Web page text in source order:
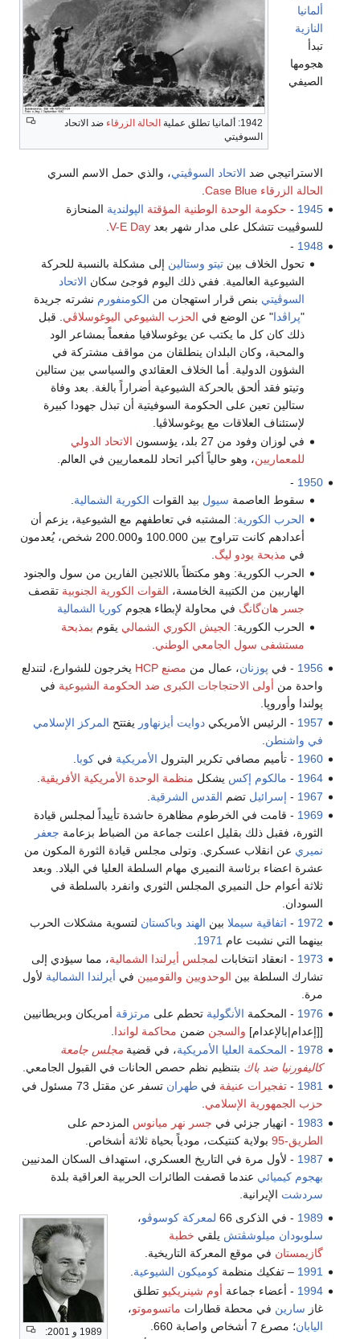
1942: ألمانيا تطلق عملية الحالة الزرقاء ضد الاتحاد
السوفيتي
ألمانيا
النازية
تبدأ
هجومها
الصيفي
الاستراتيجي ضد الاتحاد السوڤيتي، والذي حمل الاسم السري
الحالة الزرقاء Case Blue
1945
- حكومة الوحدة الوطنية المؤقتة الپولندية المنحازة
للسوڤييت تتشكل على مدار شهر بعدV-E Day
.
1948
-
تحول الخلاف بين تيتو وستالين إلى مشكلة بالنسبة للحركة
الشيوعية العالمية. ففي ذلك اليوم فوجئ سكان الاتحاد
السوڤيتي بنص قرار استهجان من الكومنفورم نشرته جريدة
"پراڤدا" عن الوضع في الحزب الشيوعي اليوغوسلاڤي . قبل
ذلك كان كل ما يكتب عن يوغوسلافيا مفعماً بمشاعر الود
والمحبة، وكان البلدان ينطلقان من مواقف مشتركة في
الشؤون الدولية. أما الخلاف العقائدي والسياسي بين ستالين
وتيتو فقد ألحق بالحركة الشيوعية أضراراً بالغة. بعد وفاة
ستالين تعين على الحكومة السوفيتية أن تبذل جهودا كبيرة
لإستئناف العلاقات مع يوغوسلاڤيا.
في لوزان وفود من 27 بلد، يؤسسون
الاتحاد الدولي
للمعماريين، وهو حالياً أكبر اتحاد للمعماريين في العالم.
1950
-
سقوط العاصمة سيول بيد القوات الكورية الشمالية.
الحرب الكورية: المشتبه في تعاطفهم مع الشيوعية، يزعم أن
أعدادهم كانت تتراوح بين 100.000 و200.000 شخص، يُعدمون
في مذبحة بودو ليگ
الحرب الكورية: وهو مكتظاً باللائجين الفارين من سول والجنود
الهاربين من الكتيبة الخامسة، القوات الكورية الجنوبية تقصف
جسر هان‌گانگ في محاولة لإبطاء هجوم كوريا الشمالية
الحرب الكورية: الجيش الكوري الشمالي يقوم بمذبحة
مستشفى سول الجامعي الوطني.
1956 - في پوزنان، عمال من مصنع HCP
يخرجون للشوارع، لتندلع
واحدة من أولى الاحتجاجات الكبرى ضد الحكومة الشيوعية في
پولندا وأوروپا.
1957 - الرئيس الأمريكيدوايت أيزنهاور يفتتح المركز الإسلامي
في واشنطن
1960 - تأميم مصافي تكرير البترول الأمريكية فيكوبا
1964
- مالكوم إكس يشكل منظمة الوحدة الأمريكية الأفريقية
1967
- إسرائيل تضم القدس الشرقية
1969 - قامت في الخرطوم مظاهرة حاشدة تأييداً لمجلس قيادة
الثورة، فقبل ذلك بقليل اعلنت جماعة من الضباط بزعامة جعفر
نميري عن انقلاب عسكري. وتولى مجلس قيادة الثورة المكون من
عشرة اعضاء برئاسة النميري مهام السلطة العليا في البلاد. وبعد
ثلاثة أعوام حل النميري المجلس الثوري وانفرد بالسلطة في
السودان.
1972
- اتفاقية سيملا بين الهند وباكستان لتسوية مشكلات الحرب
بينهما التي نشبت عام 1971
1973 - انعقاد انتخابات لمجلس أيرلندا الشمالية، مما سيؤدي إلى
تشارك السلطة بين الوحدويين والقوميين في أيرلندا الشمالية لأول
مرة.
1976 - المحكمة الأنگولية تحطم على مرتزقة أمريكان وبريطانيين
[[إعدام|بالإعدام] والسجن ضمن محاكمة لواندا
1978
- المحكمة العليا الأمريكية، في قضيةمجلس جامعة
كاليفورنيا ضد باك بتنظيم نظم حصص الحانات في القبول الجامعي.
1981
-تفجيرات عنيفة فيطهران تسفر عن مقتل 73 مسئول في
حزب الجمهورية الإسلامي.
1983 - انهيار جزئي في جسر نهر ميانوس المزدحم على
الطريق-95
بولاية كنتيكت، مودياً بحياة ثلاثة أشخاص.
1987 - لأول مرة في التاريخ العسكري، استهداف السكان المدنيين
بهجوم كيميائي عندما قصفت الطائرات الحربية العراقية بلدة
سردشت الإيرانية.
1989 و 2001:
1989 - في الذكرى 66 لمعركة كوسوڤو،
سلوبودان ميلوشڤتش يلقي خطبة
گازيمستان في موقع المعركة التاريخية.
1991 – تفكيك منظمةكوميكون الشيوعية.
1994 - أعضاء جماعة أوم شينريكيو تطلق
غاز سارين في محطة قطارات ماتسوموتو،
اليابان؛ مصرع 7 أشخاص واصابة 660.